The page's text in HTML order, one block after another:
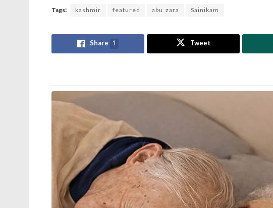
Tags: kashmir featured abu zara Sainikam
Share 1 Tweet